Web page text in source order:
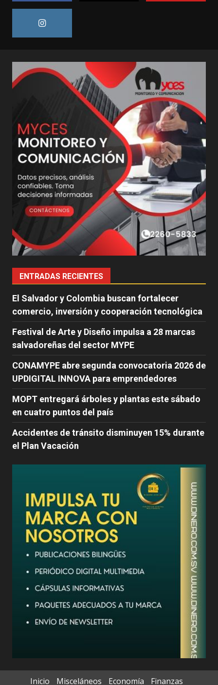
ENTRADAS RECIENTES
El Salvador y Colombia buscan fortalecer
comercio, inversión y cooperación tecnológica
Festival de Arte y Diseño impulsa a 28 marcas
salvadoreñas del sector MYPE
CONAMYPE abre segunda convocatoria 2026 de
UPDIGITAL INNOVA para emprendedores
MOPT entregará árboles y plantas este sábado
en cuatro puntos del país
Accidentes de tránsito disminuyen 15% durante
el Plan Vacación
Inicio Misceláneos Economía Finanzas